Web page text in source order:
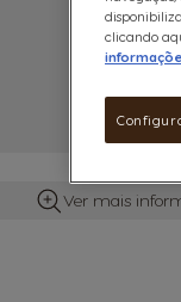
Ver mais
clicando